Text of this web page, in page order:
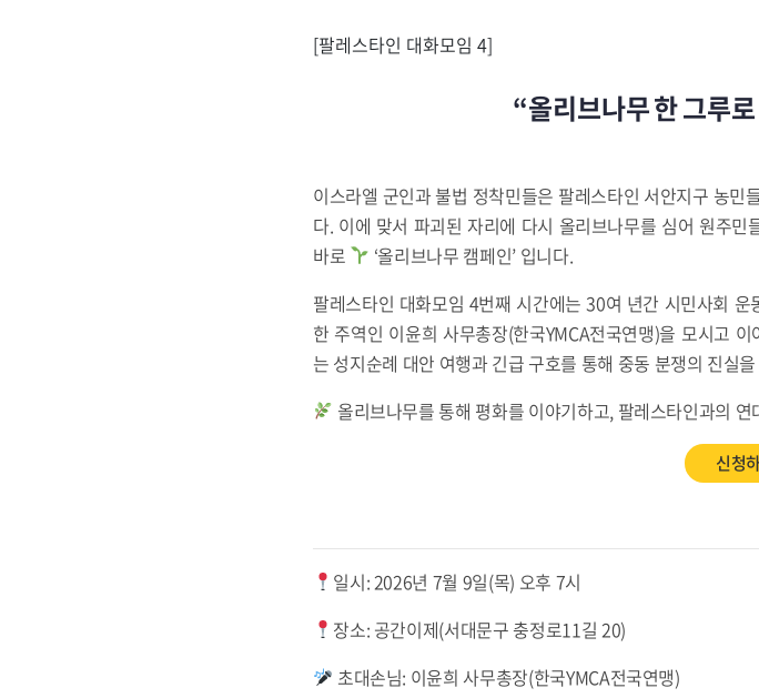
[팔레스타인 대화모임 4]
“올리브나무 한 그루
이스라엘 군인과 불법 정착민들은 팔레스타인 서안지구 농
다. 이에 맞서 파괴된 자리에 다시 올리브나무를 심어 원주
바로
‘올리브나무 캠페인’ 입니다.
팔레스타인 대화모임 4번째 시간에는 30여 년간 시민사회 운
한 주역인 이윤희 사무총장(한국YMCA전국연맹)을 모시고
는 성지순례 대안 여행과 긴급 구호를 통해 중동 분쟁의 진실
올리브나무를 통해 평화를 이야기하고, 팔레스타인과의
신청
일시: 2026년 7월 9일(목) 오후 7시
장소: 공간이제(서대문구 충정로11길 20)
초대손님: 이윤희 사무총장(한국YMCA전국연맹)